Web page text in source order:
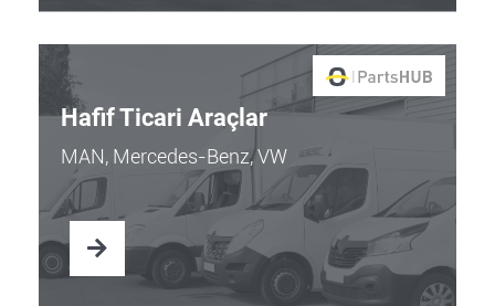
Hafif Ticari Araçlar
MAN, Mercedes-Benz, VW